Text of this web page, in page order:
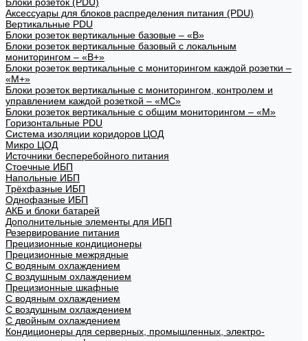
Аксессуары для блоков распределения питания (PDU)
Вертикальные PDU
Блоки розеток вертикальные базовые – «В»
Блоки розеток вертикальные базовый с локальным
мониторингом – «В+»
Блоки розеток вертикальные с мониторингом каждой розетки –
«М+»
Блоки розеток вертикальные с мониторингом, контролем и
управлением каждой розеткой – «МС»
Блоки розеток вертикальные с общим мониторингом – «М»
Горизонтальные PDU
Система изоляции коридоров ЦОД
Микро ЦОД
Источники бесперебойного питания
Стоечные ИБП
Напольные ИБП
Трёхфазные ИБП
Однофазные ИБП
АКБ и блоки батарей
Дополнительные элементы для ИБП
Резервирование питания
Прецизионные кондиционеры
Прецизионные межрядные
С водяным охлаждением
С воздушным охлаждением
Прецизионные шкафные
С водяным охлаждением
С воздушным охлаждением
С двойным охлаждением
Кондиционеры для серверных, промышленных, электро-